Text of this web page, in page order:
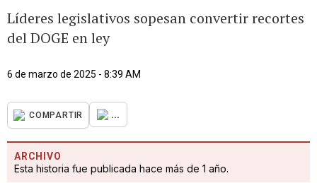
Líderes legislativos sopesan convertir recortes
del DOGE en ley
6 de marzo de 2025 - 8:39 AM
COMPARTIR ...
ARCHIVO
Esta historia fue publicada hace más de 1 año.